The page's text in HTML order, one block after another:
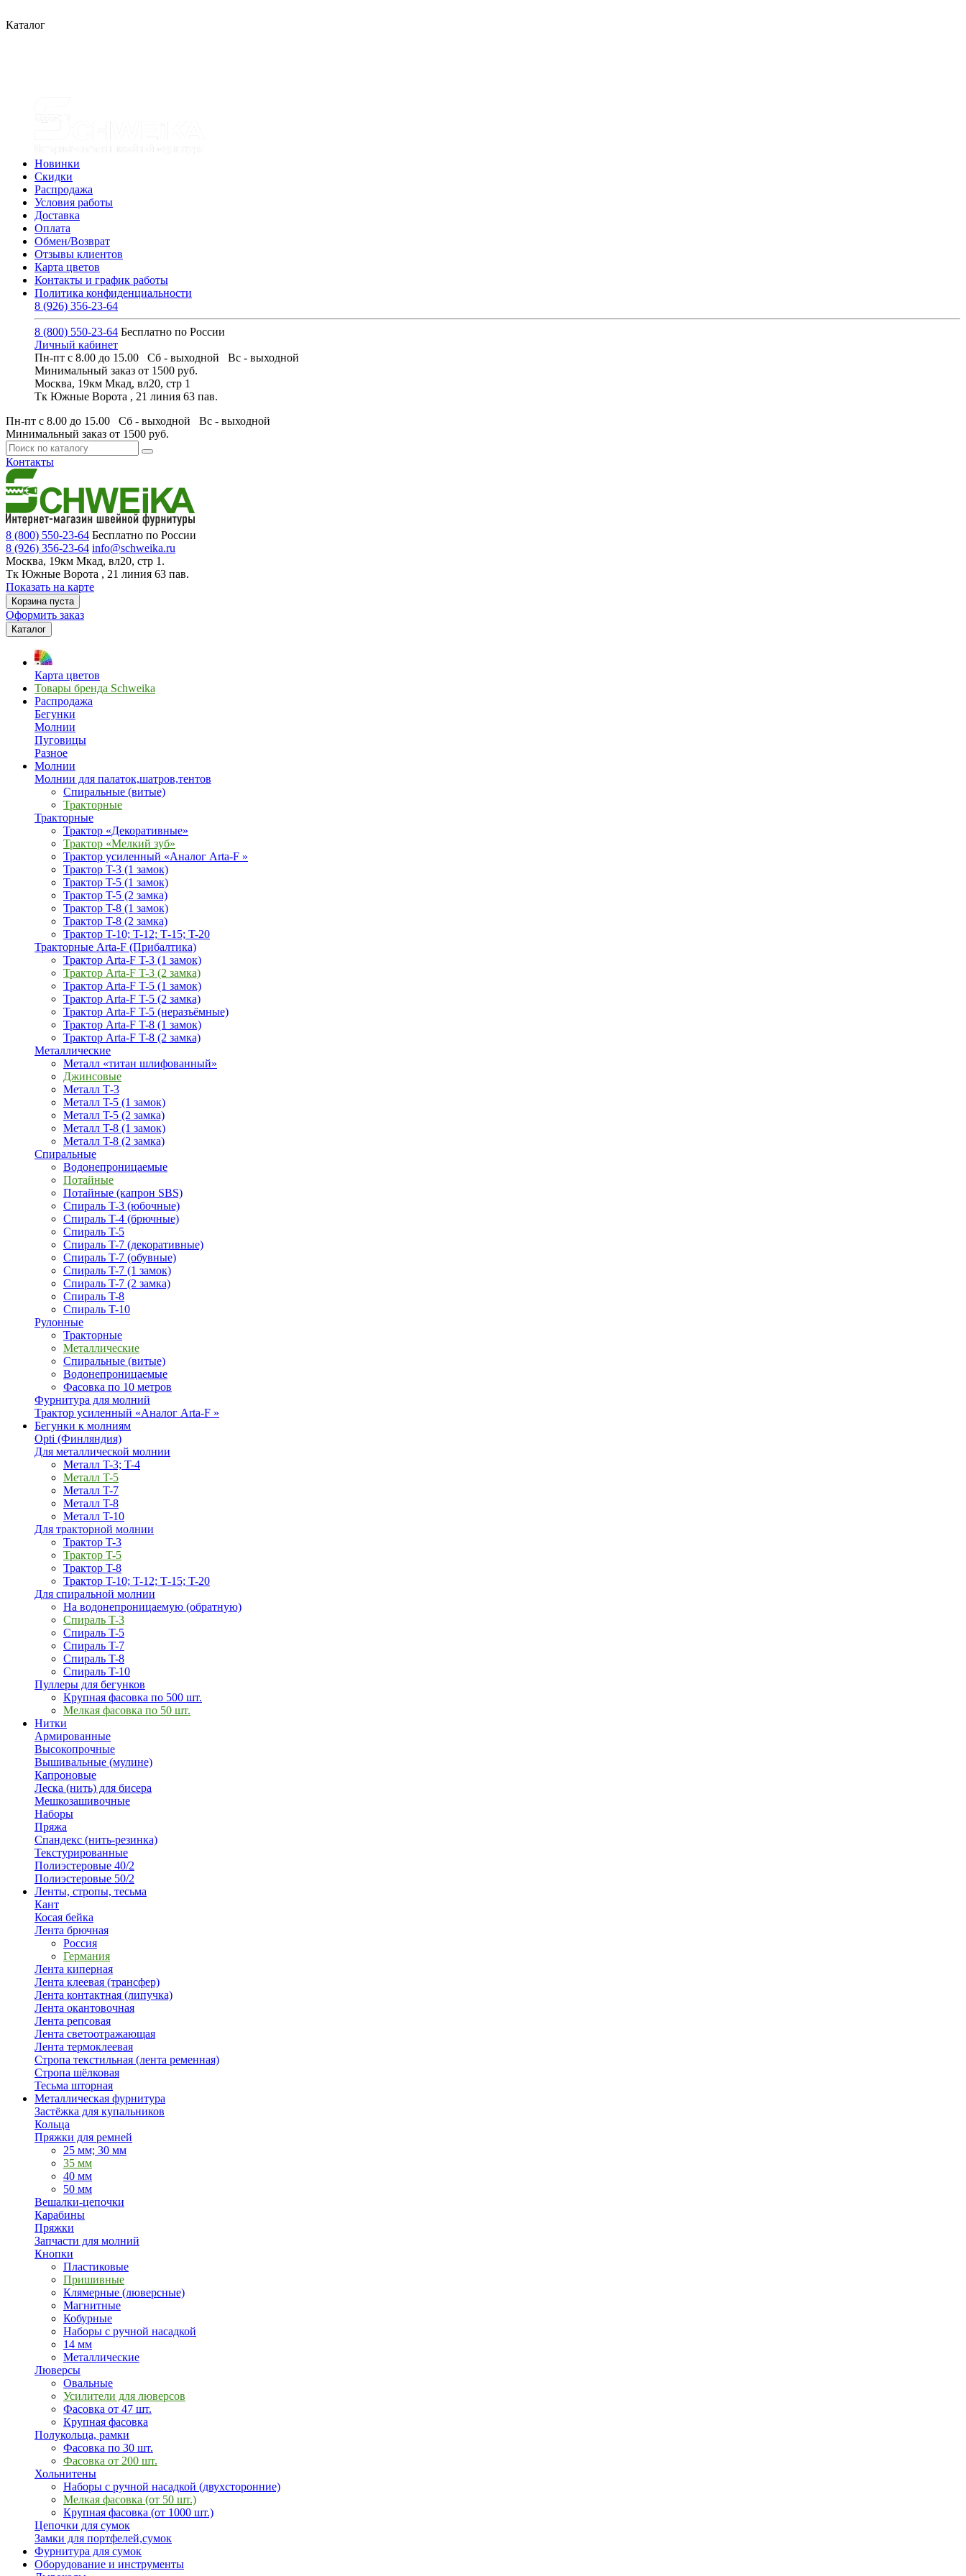
Каталог
Новинки
Скидки
Распродажа
Условия работы
Доставка
Оплата
Обмен/Возврат
Отзывы клиентов
Карта цветов
Контакты и график работы
Политика конфиденциальности
8 (926) 356-23-64
8 (800) 550-23-64 Бесплатно по России
Личный кабинет
Пн-пт с 8.00 до 15.00 Сб - выходной Вс - выходной
Минимальный заказ от 1500 руб.
Москва, 19км Мкад, вл20, стр 1
Тк Южные Ворота , 21 линия 63 пав.
Пн-пт с 8.00 до 15.00 Сб - выходной Вс - выходной
Минимальный заказ от 1500 руб.
Контакты
8 (800) 550-23-64 Бесплатно по России
8 (926) 356-23-64 info@schweika.ru
Москва, 19км Мкад, вл20, стр 1.
Тк Южные Ворота , 21 линия 63 пав.
Показать на карте
Корзина пуста
Оформить заказ
Каталог
Карта цветов
Товары бренда Schweika
Распродажа
Бегунки
Молнии
Пуговицы
Разное
Молнии
Молнии для палаток,шатров,тентов
Спиральные (витые)
Тракторные
Тракторные
Трактор «Декоративные»
Трактор «Мелкий зуб»
Трактор усиленный «Аналог Arta-F »
Трактор T-3 (1 замок)
Трактор T-5 (1 замок)
Трактор T-5 (2 замка)
Трактор T-8 (1 замок)
Трактор T-8 (2 замка)
Трактор T-10; T-12; Т-15; T-20
Тракторные Arta-F (Прибалтика)
Трактор Arta-F T-3 (1 замок)
Трактор Arta-F T-3 (2 замка)
Трактор Arta-F T-5 (1 замок)
Трактор Arta-F T-5 (2 замка)
Трактор Arta-F T-5 (неразъёмные)
Трактор Arta-F T-8 (1 замок)
Трактор Arta-F T-8 (2 замка)
Металлические
Металл «титан шлифованный»
Джинсовые
Металл Т-3
Металл T-5 (1 замок)
Металл T-5 (2 замка)
Металл T-8 (1 замок)
Металл T-8 (2 замка)
Спиральные
Водонепроницаемые
Потайные
Потайные (капрон SBS)
Спираль T-3 (юбочные)
Спираль T-4 (брючные)
Спираль T-5
Спираль T-7 (декоративные)
Спираль T-7 (обувные)
Спираль T-7 (1 замок)
Спираль T-7 (2 замка)
Спираль T-8
Спираль T-10
Рулонные
Тракторные
Металлические
Спиральные (витые)
Водонепроницаемые
Фасовка по 10 метров
Фурнитура для молний
Трактор усиленный «Аналог Arta-F »
Бегунки к молниям
Opti (Финляндия)
Для металлической молнии
Металл T-3; T-4
Металл T-5
Металл T-7
Металл T-8
Металл T-10
Для тракторной молнии
Трактор T-3
Трактор T-5
Трактор T-8
Трактор T-10; T-12; Т-15; T-20
Для спиральной молнии
На водонепроницаемую (обратную)
Спираль T-3
Спираль T-5
Спираль T-7
Спираль T-8
Спираль T-10
Пуллеры для бегунков
Крупная фасовка по 500 шт.
Мелкая фасовка по 50 шт.
Нитки
Армированные
Высокопрочные
Вышивальные (мулине)
Капроновые
Леска (нить) для бисера
Мешкозашивочные
Наборы
Пряжа
Спандекс (нить-резинка)
Текстурированные
Полиэстеровые 40/2
Полиэстеровые 50/2
Ленты, стропы, тесьма
Кант
Косая бейка
Лента брючная
Россия
Германия
Лента киперная
Лента клеевая (трансфер)
Лента контактная (липучка)
Лента окантовочная
Лента репсовая
Лента светоотражающая
Лента термоклеевая
Стропа текстильная (лента ременная)
Стропа шёлковая
Тесьма шторная
Металлическая фурнитура
Застёжка для купальников
Кольца
Пряжки для ремней
25 мм; 30 мм
35 мм
40 мм
50 мм
Вешалки-цепочки
Карабины
Пряжки
Запчасти для молний
Кнопки
Пластиковые
Пришивные
Клямерные (люверсные)
Магнитные
Кобурные
Наборы с ручной насадкой
14 мм
Металлические
Люверсы
Овальные
Усилители для люверсов
Фасовка от 47 шт.
Крупная фасовка
Полукольца, рамки
Фасовка по 30 шт.
Фасовка от 200 шт.
Хольнитены
Наборы с ручной насадкой (двухсторонние)
Мелкая фасовка (от 50 шт.)
Крупная фасовка (от 1000 шт.)
Цепочки для сумок
Замки для портфелей,сумок
Фурнитура для сумок
Оборудование и инструменты